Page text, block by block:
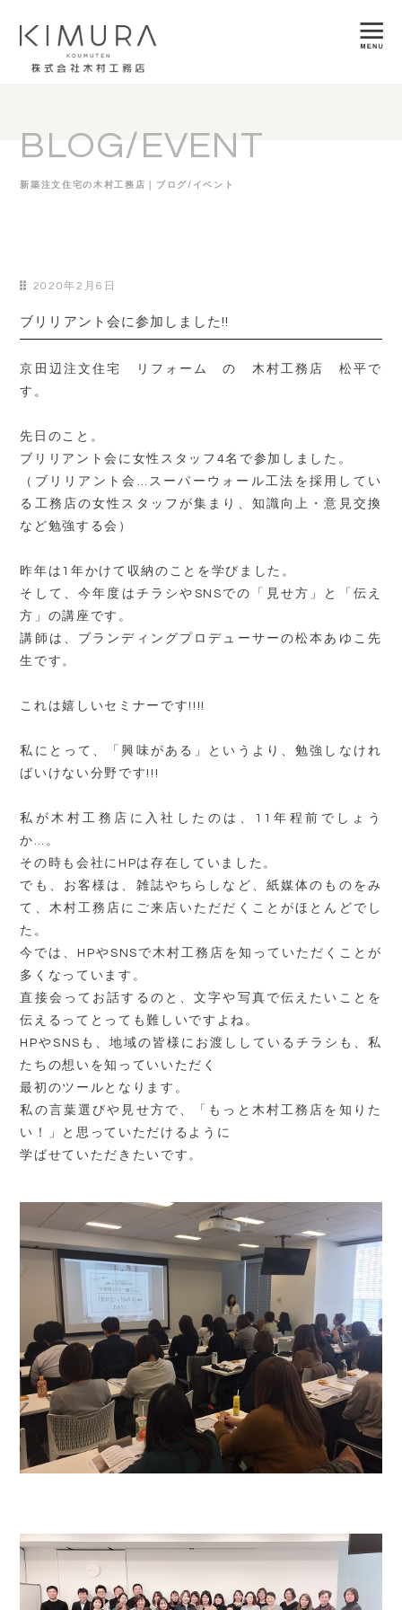
BLOG/EVENT
新築注文住宅の木村工務店｜ブログ/イベント
2020年2月6日
ブリリアント会に参加しました!!
京田辺注文住宅 リフォーム の 木村工務店 松平で
す。
先日のこと。
ブリリアント会に女性スタッフ4名で参加しました。
（ブリリアント会…スーパーウォール工法を採用してい
る工務店の女性スタッフが集まり、知識向上・意見交換
など勉強する会）
昨年は1年かけて収納のことを学びました。
そして、今年度はチラシやSNSでの「見せ方」と「伝え
方」の講座です。
講師は、ブランディングプロデューサーの松本あゆこ先
生です。
これは嬉しいセミナーです!!!!
私にとって、「興味がある」というより、勉強しなけれ
ばいけない分野です!!!
私が木村工務店に入社したのは、11年程前でしょう
か…。
その時も会社にHPは存在していました。
でも、お客様は、雑誌やちらしなど、紙媒体のものをみ
て、木村工務店にご来店いただだくことがほとんどでし
た。
今では、HPやSNSで木村工務店を知っていただくことが
多くなっています。
直接会ってお話するのと、文字や写真で伝えたいことを
伝えるってとっても難しいですよね。
HPやSNSも、地域の皆様にお渡ししているチラシも、私
たちの想いを知っていいただく
最初のツールとなります。
私の言葉選びや見せ方で、「もっと木村工務店を知りた
い！」と思っていただけるように
学ばせていただきたいです。